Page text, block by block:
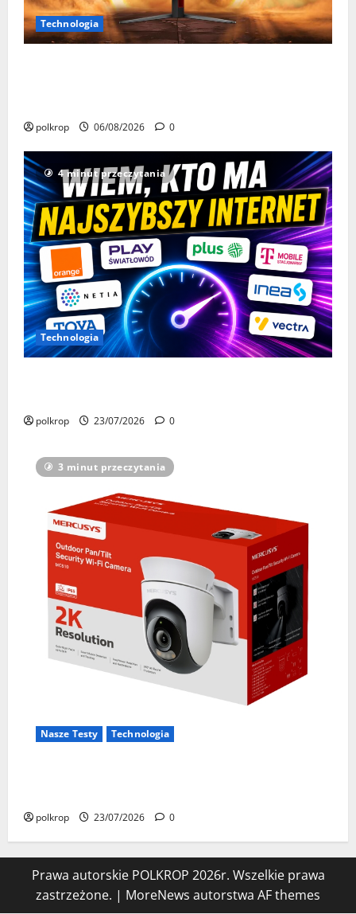
Technologia
polkrop 06/08/2026 0
4 minut przeczytania
Technologia
polkrop 23/07/2026 0
3 minut przeczytania
Nasze Testy Technologia
polkrop 23/07/2026 0
Prawa autorskie POLKROP 2026r. Wszelkie prawa
zastrzeżone. | MoreNews autorstwa AF themes